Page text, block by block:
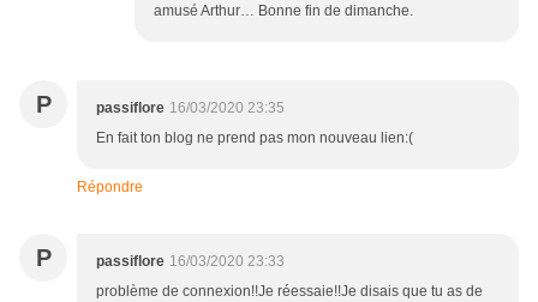
amusé Arthur… Bonne fin de dimanche.
P passiflore 16/03/2020 23:35
En fait ton blog ne prend pas mon nouveau lien:(
Répondre
P passiflore 16/03/2020 23:33
problème de connexion!!Je réessaie!!Je disais que tu as de